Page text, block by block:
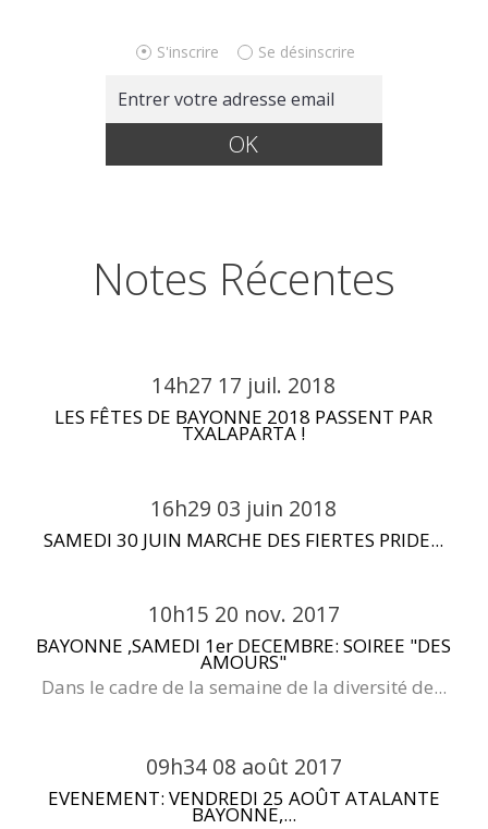
S'inscrire Se désinscrire
Notes Récentes
14h27 17 juil. 2018
LES FÊTES DE BAYONNE 2018 PASSENT PAR
TXALAPARTA !
16h29 03 juin 2018
SAMEDI 30 JUIN MARCHE DES FIERTES PRIDE...
10h15 20 nov. 2017
BAYONNE ,SAMEDI 1er DECEMBRE: SOIREE "DES
AMOURS"
Dans le cadre de la semaine de la diversité de...
09h34 08 août 2017
EVENEMENT: VENDREDI 25 AOÛT ATALANTE
BAYONNE,...